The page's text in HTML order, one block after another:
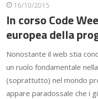
16/10/2015
In corso Code
europea della
Nonostante il web stia
un ruolo fondamentale
(soprattutto) nel mondo
appare paradossale che i